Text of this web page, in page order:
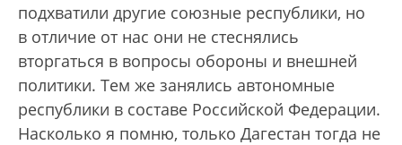
подхватили другие союзные республики, но
в отличие от нас они не стеснялись
вторгаться в вопросы обороны и внешней
политики. Тем же занялись автономные
республики в составе Российской Федерации.
Насколько я помню, только Дагестан тогда не